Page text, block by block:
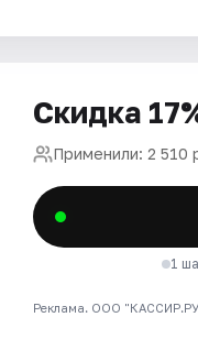
Скидка
Применили: 2 510
1
Реклама. ООО